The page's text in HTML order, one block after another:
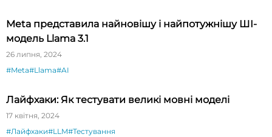
Meta представила найновішу і найпотужнішу ШІ-
модель Llama 3.1
26 липня, 2024
#Meta#Llama#AI
Лайфхаки: Як тестувати великі мовні моделі
17 квітня, 2024
#Лайфхаки#LLM#Тестування